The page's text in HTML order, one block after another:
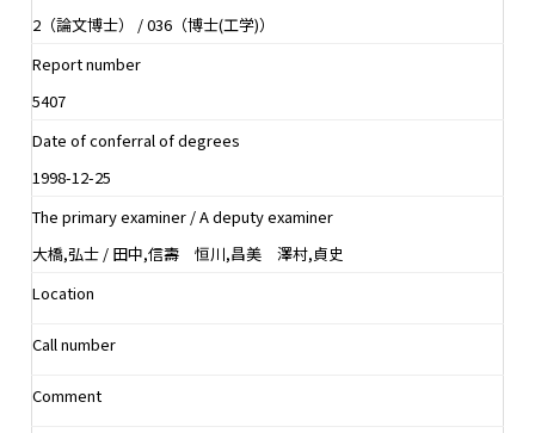
2（論文博士） / 036（博士(工学)）
Report number
5407
Date of conferral of degrees
1998-12-25
The primary examiner / A deputy examiner
大橋,弘士 / 田中,信壽 恒川,昌美 澤村,貞史
Location
Call number
Comment